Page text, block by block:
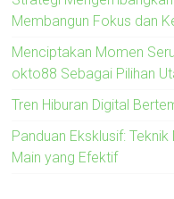
Membangun Fokus dan
Menciptakan Momen
okto88 Sebagai Pilihan
Tren Hiburan Digital
Panduan Eksklusif:
Main yang Efektif